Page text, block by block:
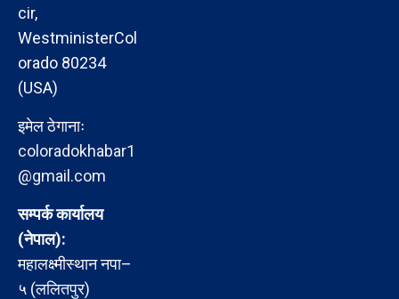
cir,
WestministerCol
orado 80234
(USA)
इमेल ठेगानाः
coloradokhabar1
@gmail.com
सम्पर्क कार्यालय
(नेपाल):
महालक्ष्मीस्थान नपा–
५ (ललितपुर)